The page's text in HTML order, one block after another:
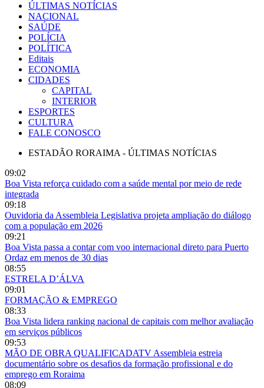
ÚLTIMAS NOTÍCIAS
NACIONAL
SAÚDE
POLÍCIA
POLÍTICA
Editais
ECONOMIA
CIDADES
CAPITAL
INTERIOR
ESPORTES
CULTURA
FALE CONOSCO
ESTADÃO RORAIMA - ÚLTIMAS NOTÍCIAS
09:02
Boa Vista reforça cuidado com a saúde mental por meio de rede
integrada
09:18
Ouvidoria da Assembleia Legislativa projeta ampliação do diálogo
com a população em 2026
09:21
Boa Vista passa a contar com voo internacional direto para Puerto
Ordaz em menos de 30 dias
08:55
ESTRELA D’ÁLVA
09:01
FORMAÇÃO & EMPREGO
08:33
Boa Vista lidera ranking nacional de capitais com melhor avaliação
em serviços públicos
09:53
MÃO DE OBRA QUALIFICADATV Assembleia estreia
documentário sobre os desafios da formação profissional e do
emprego em Roraima
08:09